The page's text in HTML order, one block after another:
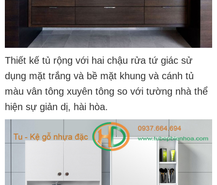
Thiết kế tủ rộng với hai chậu rửa tứ giác sử
dụng mặt trắng và bề mặt khung và cánh tủ
màu vân tông xuyên tông so với tường nhà thể
hiện sự giản dị, hài hòa.